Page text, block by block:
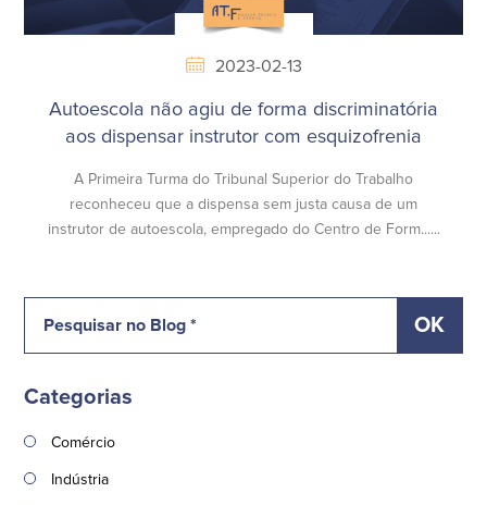
2023-02-13
Autoescola não agiu de forma discriminatória
aos dispensar instrutor com esquizofrenia
A Primeira Turma do Tribunal Superior do Trabalho
reconheceu que a dispensa sem justa causa de um
instrutor de autoescola, empregado do Centro de Form......
Categorias
Comércio
Indústria